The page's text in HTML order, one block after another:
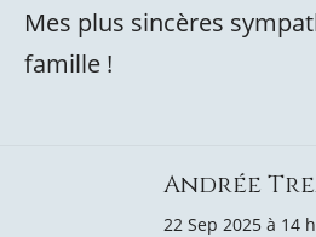
Mes plus sincères
famille !
Andrée
22 Sep 2025 à 14